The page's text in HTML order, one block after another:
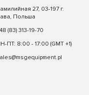
27, 03-197 г.
Польша
(83) 313-19-70
ПТ: 8:00 - 17:00 (GMT +1)